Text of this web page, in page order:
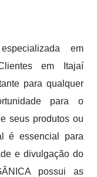
em
em Itajaí
para qualquer
para o
seus produtos ou
é essencial para
e divulgação do
possui as